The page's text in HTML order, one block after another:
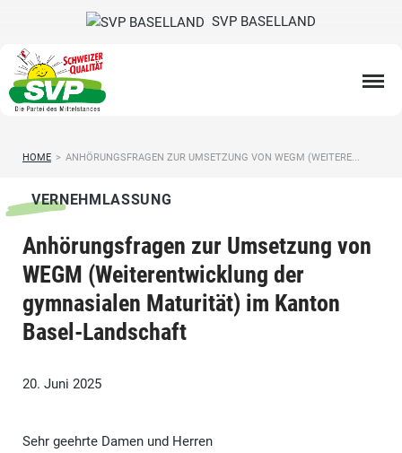
SVP BASELLAND
HOME > ANHÖRUNGSFRAGEN ZUR UMSETZUNG VON WEGM (WEITERE...
VERNEHMLASSUNG
Anhörungsfragen zur Umsetzung von
WEGM (Weiterentwicklung der
gymnasialen Maturität) im Kanton
Basel-Landschaft
20. Juni 2025
Sehr geehrte Damen und Herren